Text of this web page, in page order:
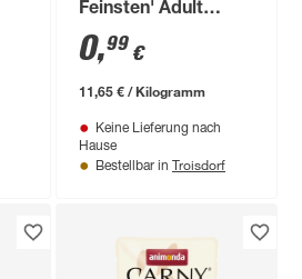
Feinsten' Adult
Geflügel & Seelachs
85 g
0,99 €
11,65 € / Kilogramm
Keine Lieferung nach
Hause
Bestellbar in Troisdorf